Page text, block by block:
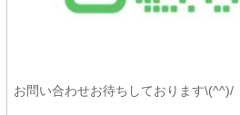
お問い合わせお待ちしております\(^^)/